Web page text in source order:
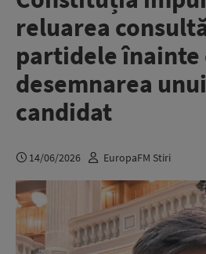
reluarea
partidele înainte
desemnarea
candidat
14/06/2026 EuropaFM Stiri